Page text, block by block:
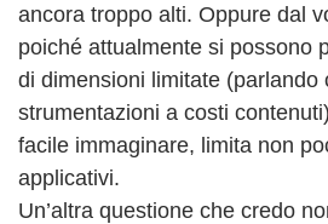
ancora troppo alti. Oppure dal
poiché attualmente si possono
di dimensioni limitate (parlando
strumentazioni a costi
facile immaginare, limita non
applicativi.
Un’altra questione che credo